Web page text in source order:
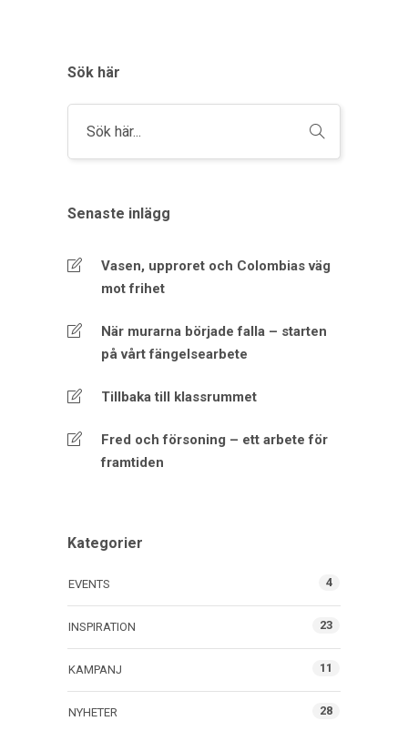
Sök här
Senaste inlägg
Vasen, upproret och Colombias väg
mot frihet
När murarna började falla – starten
på vårt fängelsearbete
Tillbaka till klassrummet
Fred och försoning – ett arbete för
framtiden
Kategorier
EVENTS 4
INSPIRATION 23
KAMPANJ 11
NYHETER 28